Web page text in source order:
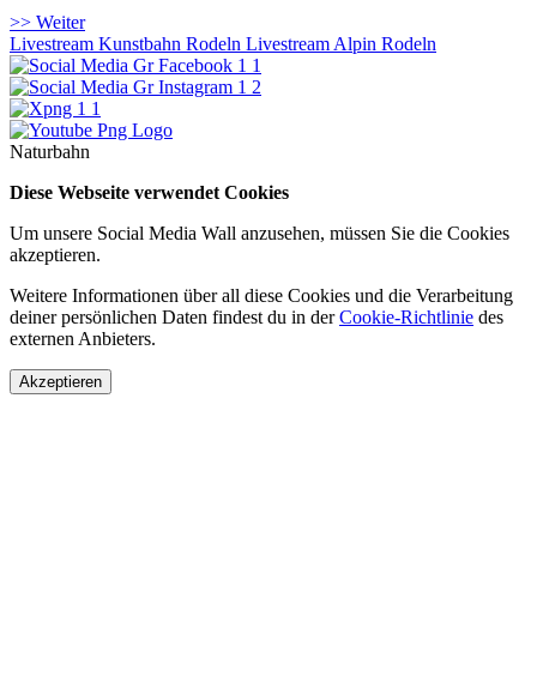
>> Weiter
Livestream Kunstbahn Rodeln Livestream Alpin Rodeln
Naturbahn
Diese Webseite verwendet Cookies
Um unsere Social Media Wall anzusehen, müssen Sie die Cookies
akzeptieren.
Weitere Informationen über all diese Cookies und die Verarbeitung
deiner persönlichen Daten findest du in derCookie-Richtlinie des
externen Anbieters.
Akzeptieren